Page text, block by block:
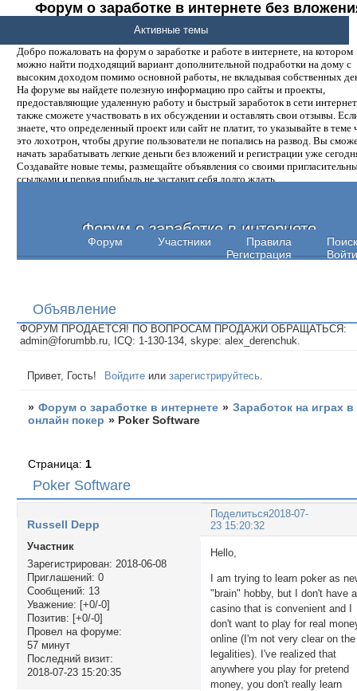
Форум о заработке в интернете без
денег.
Добро пожаловать на форум о заработке и работе в интернете, на котором
можно найти подходящий вариант дополнительной подработки на дому с
высоким доходом помимо основной работы, не вкладывая собственных
На форуме вы найдете полезную информацию про сайты и проекты,
предоставляющие удаленную работу и быстрый заработок в сети
также сможете участвовать в их обсуждении и оставлять свои отзывы.
знаете, что определенный проект или сайт не платит, то указывайте в теме
это лохотрон, чтобы другие пользователи не попались на развод. Вы
начать зарабатывать легкие деньги без вложений и регистрации уже
Создавайте новые темы, размещайте объявления со своими
ссылками и первая прибыль не заставит себя долго ждать.
Форум о заработке в интернете
Форум Участники Правила
Поиск
Регистрация
Войти
Активные темы
Объявление
ФОРУМ ПРОДАЕТСЯ! ПО ВОПРОСАМ ПРОДАЖИ ОБРАЩАТЬСЯ:
admin@forumbb.ru, ICQ: 1-130-134, skype: alex_derenchuk.
Привет, Гость! Войдите илизарегистрируйтесь
» Форум о заработке в интернете » Заработок на играх в
онлайн покер » Poker Software
Poker Software
Страница: 1
Поделиться2018-07-
23 15:20:32
Russell Depp
Участник
Зарегистрирован: 2018-06-08
Приглашений: 0
Сообщений: 13
Уважение: [+0/-0]
Позитив: [+0/-0]
Провел на форуме:
57 минут
Последний визит:
2018-07-23 15:20:35
Hello,
I am trying to learn poker as
"brain" hobby, but I don't have a
casino that is convenient and I
don't want to play for real
online (I'm not very clear on the
legalities). I've realized that
anywhere you play for pretend
money, you don't really learn